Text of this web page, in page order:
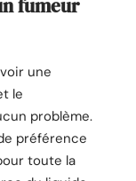
fumeur
une
le
problème.
préférence
toute la